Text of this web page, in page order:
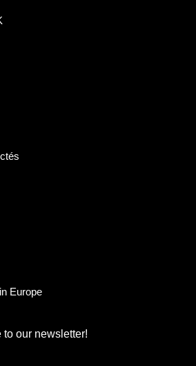
Europe
to our newsletter!